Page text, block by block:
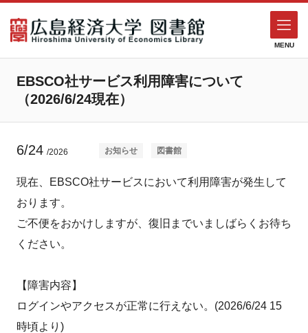
MENU
EBSCO社サービス利用障害について
（2026/6/24現在）
6/24 /2026 お知らせ 図書館
現在、EBSCO社サービスにおいて利用障害が発生して
おります。
ご不便をおかけしますが、復旧までいましばらくお待ち
ください。
【障害内容】
ログインやアクセスが正常に行えない。(2026/6/24 15
時頃より)